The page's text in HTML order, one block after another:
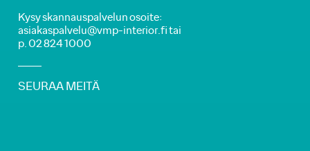
Kysy skannauspalvelun osoite:
asiakaspalvelu@vmp-interior.fi tai
p. 02 824 1000
SEURAA MEITÄ